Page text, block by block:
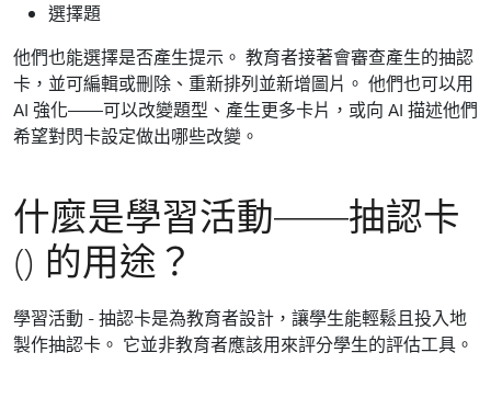
選擇題
他們也能選擇是否產生提示。 教育者接著會審查產生的抽認
卡，並可編輯或刪除、重新排列並新增圖片。 他們也可以用
AI 強化——可以改變題型、產生更多卡片，或向 AI 描述他們
希望對閃卡設定做出哪些改變。
什麼是學習活動——抽認卡
() 的用途？
學習活動 - 抽認卡是為教育者設計，讓學生能輕鬆且投入地
製作抽認卡。 它並非教育者應該用來評分學生的評估工具。